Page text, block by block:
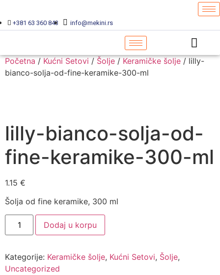
+381 63 360 843 info@mekini.rs
Početna / Kućni Setovi / Šolje / Keramičke šolje / lilly-
bianco-solja-od-fine-keramike-300-ml
lilly-bianco-solja-od-
fine-keramike-300-ml
1.15 €
Šolja od fine keramike, 300 ml
Dodaj u korpu
Kategorije: Keramičke šolje, Kućni Setovi, Šolje,
Uncategorized